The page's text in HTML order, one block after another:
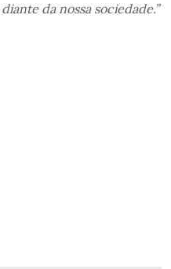
da nossa sociedade.”